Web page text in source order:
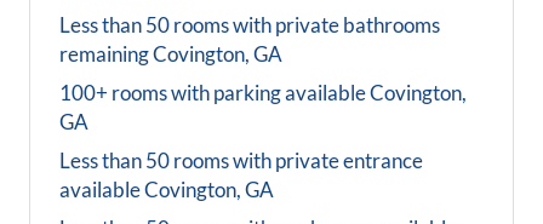
Less than 50 rooms with private bathrooms
remainingCovington, GA
100+ rooms with parking availableCovington,
GA
Less than 50 rooms with private entrance
availableCovington, GA